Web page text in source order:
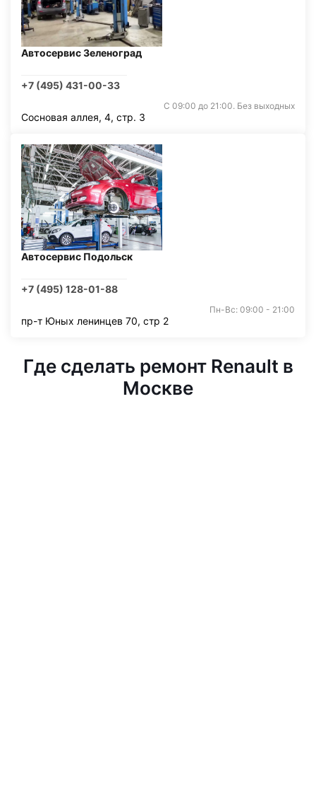
Автосервис Зеленоград
+7 (495) 431-00-33
С 09:00 до 21:00. Без выходных
Сосновая аллея, 4, стр. 3
Автосервис Подольск
+7 (495) 128-01-88
Пн-Вс: 09:00 - 21:00
пр-т Юных ленинцев 70, стр 2
Где сделать ремонт Renault в
Москве